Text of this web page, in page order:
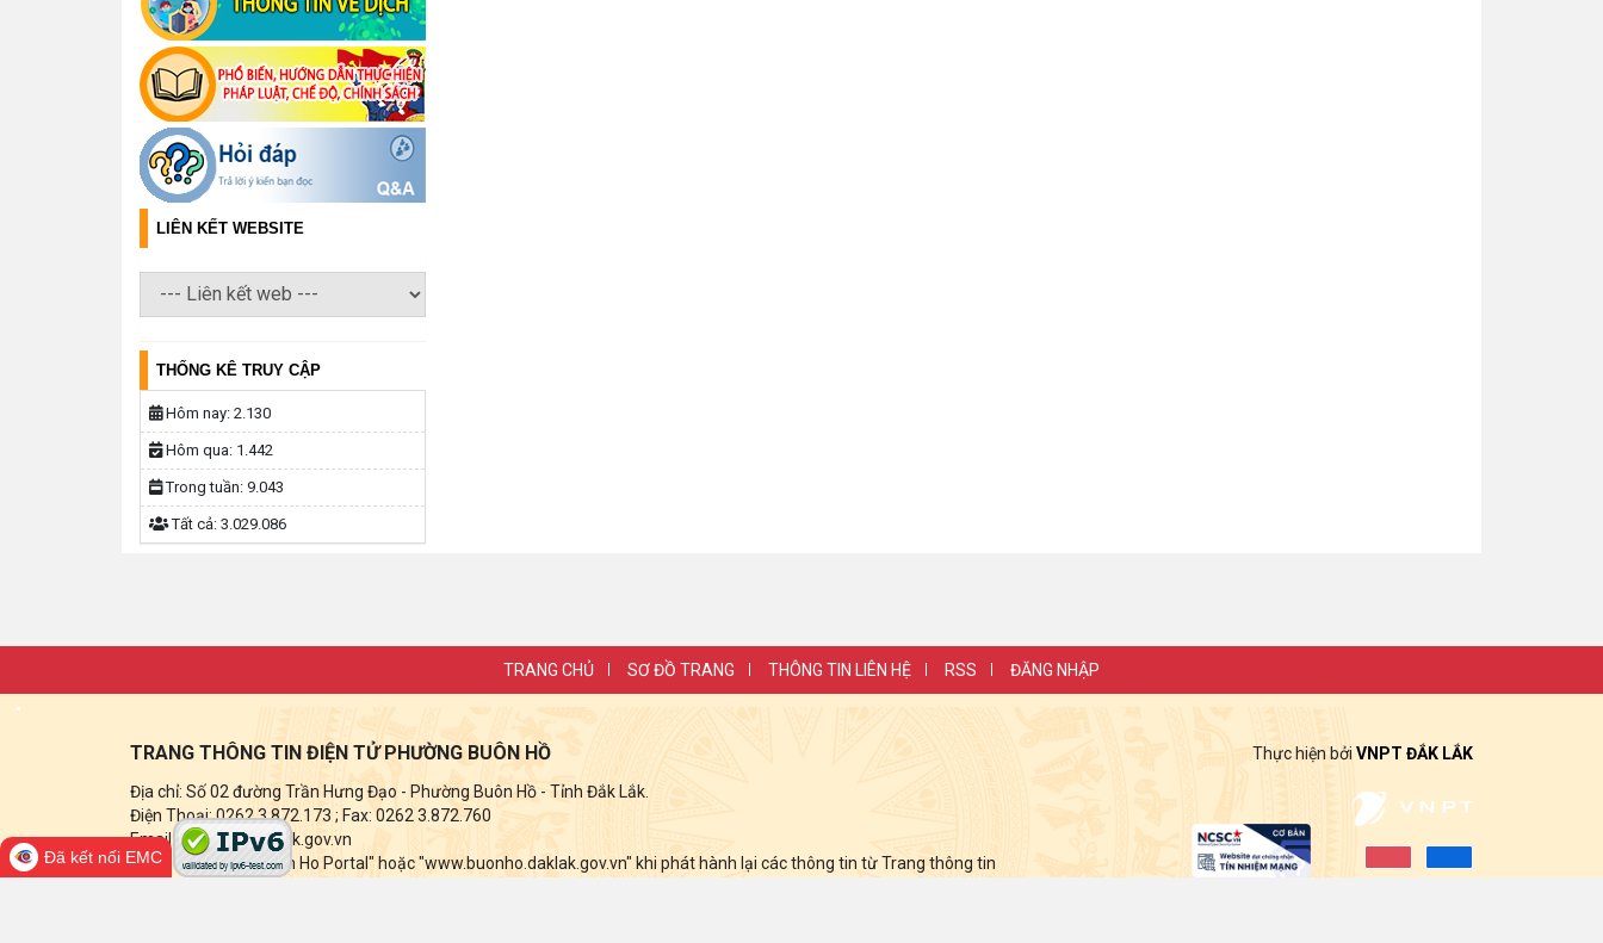
LIÊN KẾT WEBSITE
THỐNG KÊ TRUY CẬP
Hôm nay: 2.130
Hôm qua: 1.442
Trong tuần: 9.043
Tất cả: 3.029.086
TRANG CHỦ SƠ ĐỒ TRANG THÔNG TIN LIÊN HỆ RSS ĐĂNG NHẬP
TRANG THÔNG TIN ĐIỆN TỬ PHƯỜNG BUÔN HỒ
Địa chỉ: Số 02 đường Trần Hưng Đạo - Phường Buôn Hồ - Tỉnh Đắk Lắk.
Điện Thoại: 0262 3.872.173 ; Fax: 0262 3.872.760
Email: buonho@daklak.gov.vn
Ghi rõ nguồn tin "Buon Ho Portal" hoặc "www.buonho.daklak.gov.vn" khi phát hành lại các thông tin từ Trang thông tin
Thực hiện bởiVNPT ĐẮK LẮK
Đã kết nối EMC